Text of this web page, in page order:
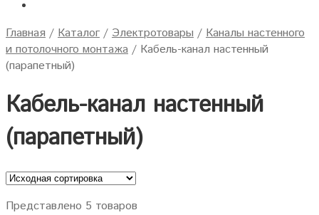
Главная / Каталог / Электротовары / Каналы настенного
и потолочного монтажа / Кабель-канал настенный
(парапетный)
Кабель-канал настенный
(парапетный)
Представлено 5 товаров